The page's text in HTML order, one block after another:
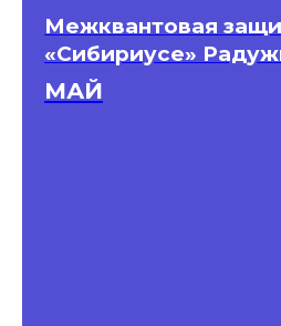
Межквантовая
«Сибириусе»
МАЙ